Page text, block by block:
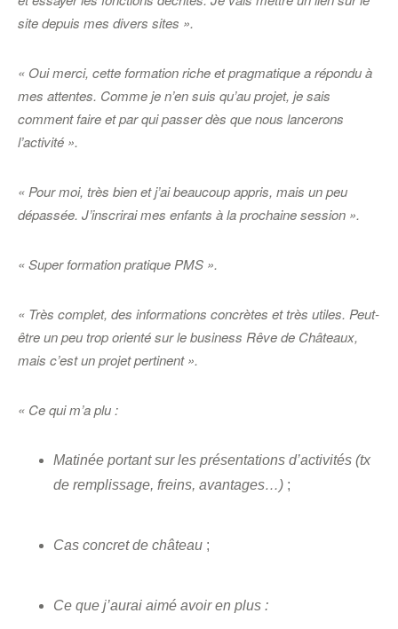
site depuis mes divers sites ».
« Oui merci, cette formation riche et pragmatique a répondu à
mes attentes. Comme je n’en suis qu’au projet, je sais
comment faire et par qui passer dès que nous lancerons
l’activité ».
« Pour moi, très bien et j’ai beaucoup appris, mais un peu
dépassée. J’inscrirai mes enfants à la prochaine session ».
« Super formation pratique PMS ».
« Très complet, des informations concrètes et très utiles. Peut-
être un peu trop orienté sur le business Rêve de Châteaux,
mais c’est un projet pertinent ».
« Ce qui m’a plu :
Matinée portant sur les présentations d’activités (tx
de remplissage, freins, avantages…) ;
Cas concret de château ;
Ce que j’aurai aimé avoir en plus :